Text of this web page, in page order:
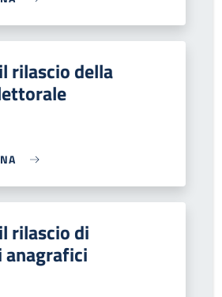
rilascio della
rilascio di